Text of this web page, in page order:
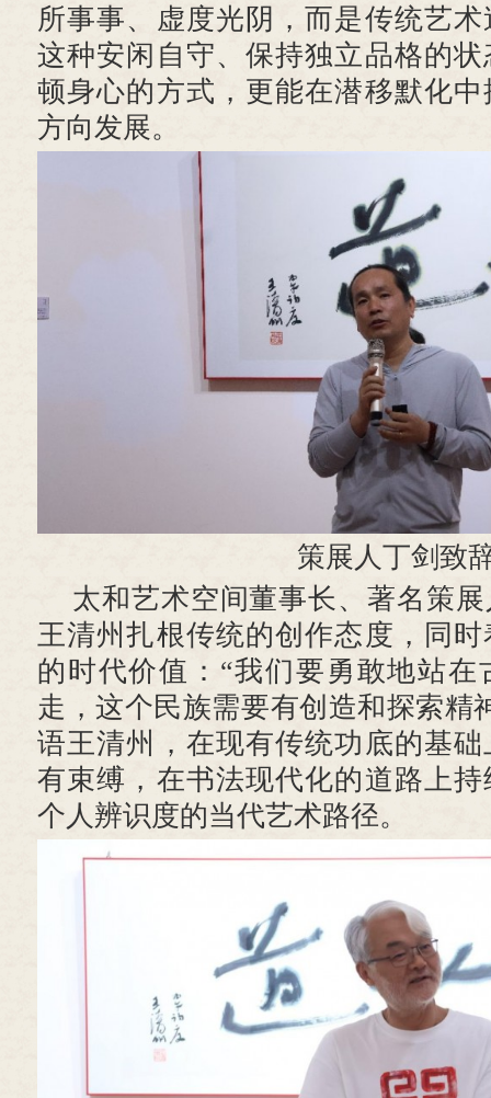
所事事、虚度光阴，而是传统艺
这种安闲自守、保持独立品格的
顿身心的方式，更能在潜移默化
方向发展。
策展人丁剑致
太和艺术空间董事长、著名策
王清州扎根传统的创作态度，同
的时代价值：“我们要勇敢地站在
走，这个民族需要有创造和探索精
语王清州，在现有传统功底的基
有束缚，在书法现代化的道路上
个人辨识度的当代艺术路径。